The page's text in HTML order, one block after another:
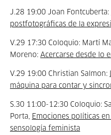
J.28 19:00 Joan Fontcuberta:
postfotográficas de la
V.29 17:30 Coloquio: Martí
Moreno: Acercarse desde lo
V.29 19:00 Christian Salmon:
máquina para contar y
S.30 11:00-12:30 Coloquio:
Porta, Emociones políticas
sensología feminista